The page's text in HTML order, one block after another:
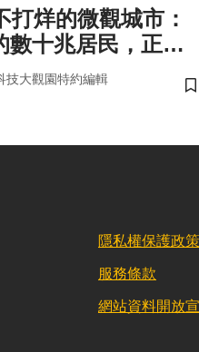
打烊的微觀城市：
數十兆居民，正悄
大腦與健康
技大觀園特約編輯
隱私權保護政策
服務條款
網站資料開放